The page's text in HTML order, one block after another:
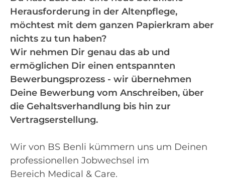
Herausforderung in der Altenpflege,
möchtest mit dem ganzen Papierkram aber
nichts zu tun haben?
Wir nehmen Dir genau das ab und
ermöglichen Dir einen entspannten
Bewerbungsprozess - wir übernehmen
Deine Bewerbung vom Anschreiben, über
die Gehaltsverhandlung bis hin zur
Vertragserstellung.
Wir von BS Benli kümmern uns um Deinen
professionellen Jobwechsel im
Bereich Medical & Care.